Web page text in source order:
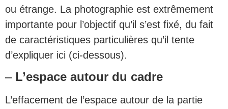
ou étrange. La photographie est extrêmement
importante pour l’objectif qu’il s’est fixé, du fait
de caractéristiques particulières qu’il tente
d’expliquer ici (ci-dessous).
– L’espace autour du cadre
L’effacement de l’espace autour de la partie